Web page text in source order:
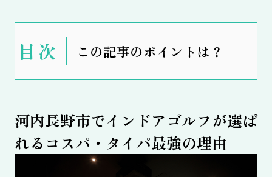
この記事のポイントは？
表
示
河内長野市でインドアゴルフが選ば
れるコスパ・タイパ最強の理由